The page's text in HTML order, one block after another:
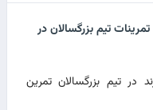
تیم بزرگسالان در
در تیم بزرگسالان تمرین